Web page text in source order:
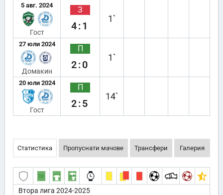
5 авг. 2024
Гост
З
4:1
1`
27 юли 2024
Домакин
П
2:0
1`
20 юли 2024
Гост
П
2:5
14`
Статистика Пропуснати мачове Трансфери Галерия
Втора лига 2024-2025